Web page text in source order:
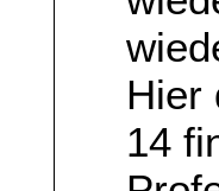
Hier
14